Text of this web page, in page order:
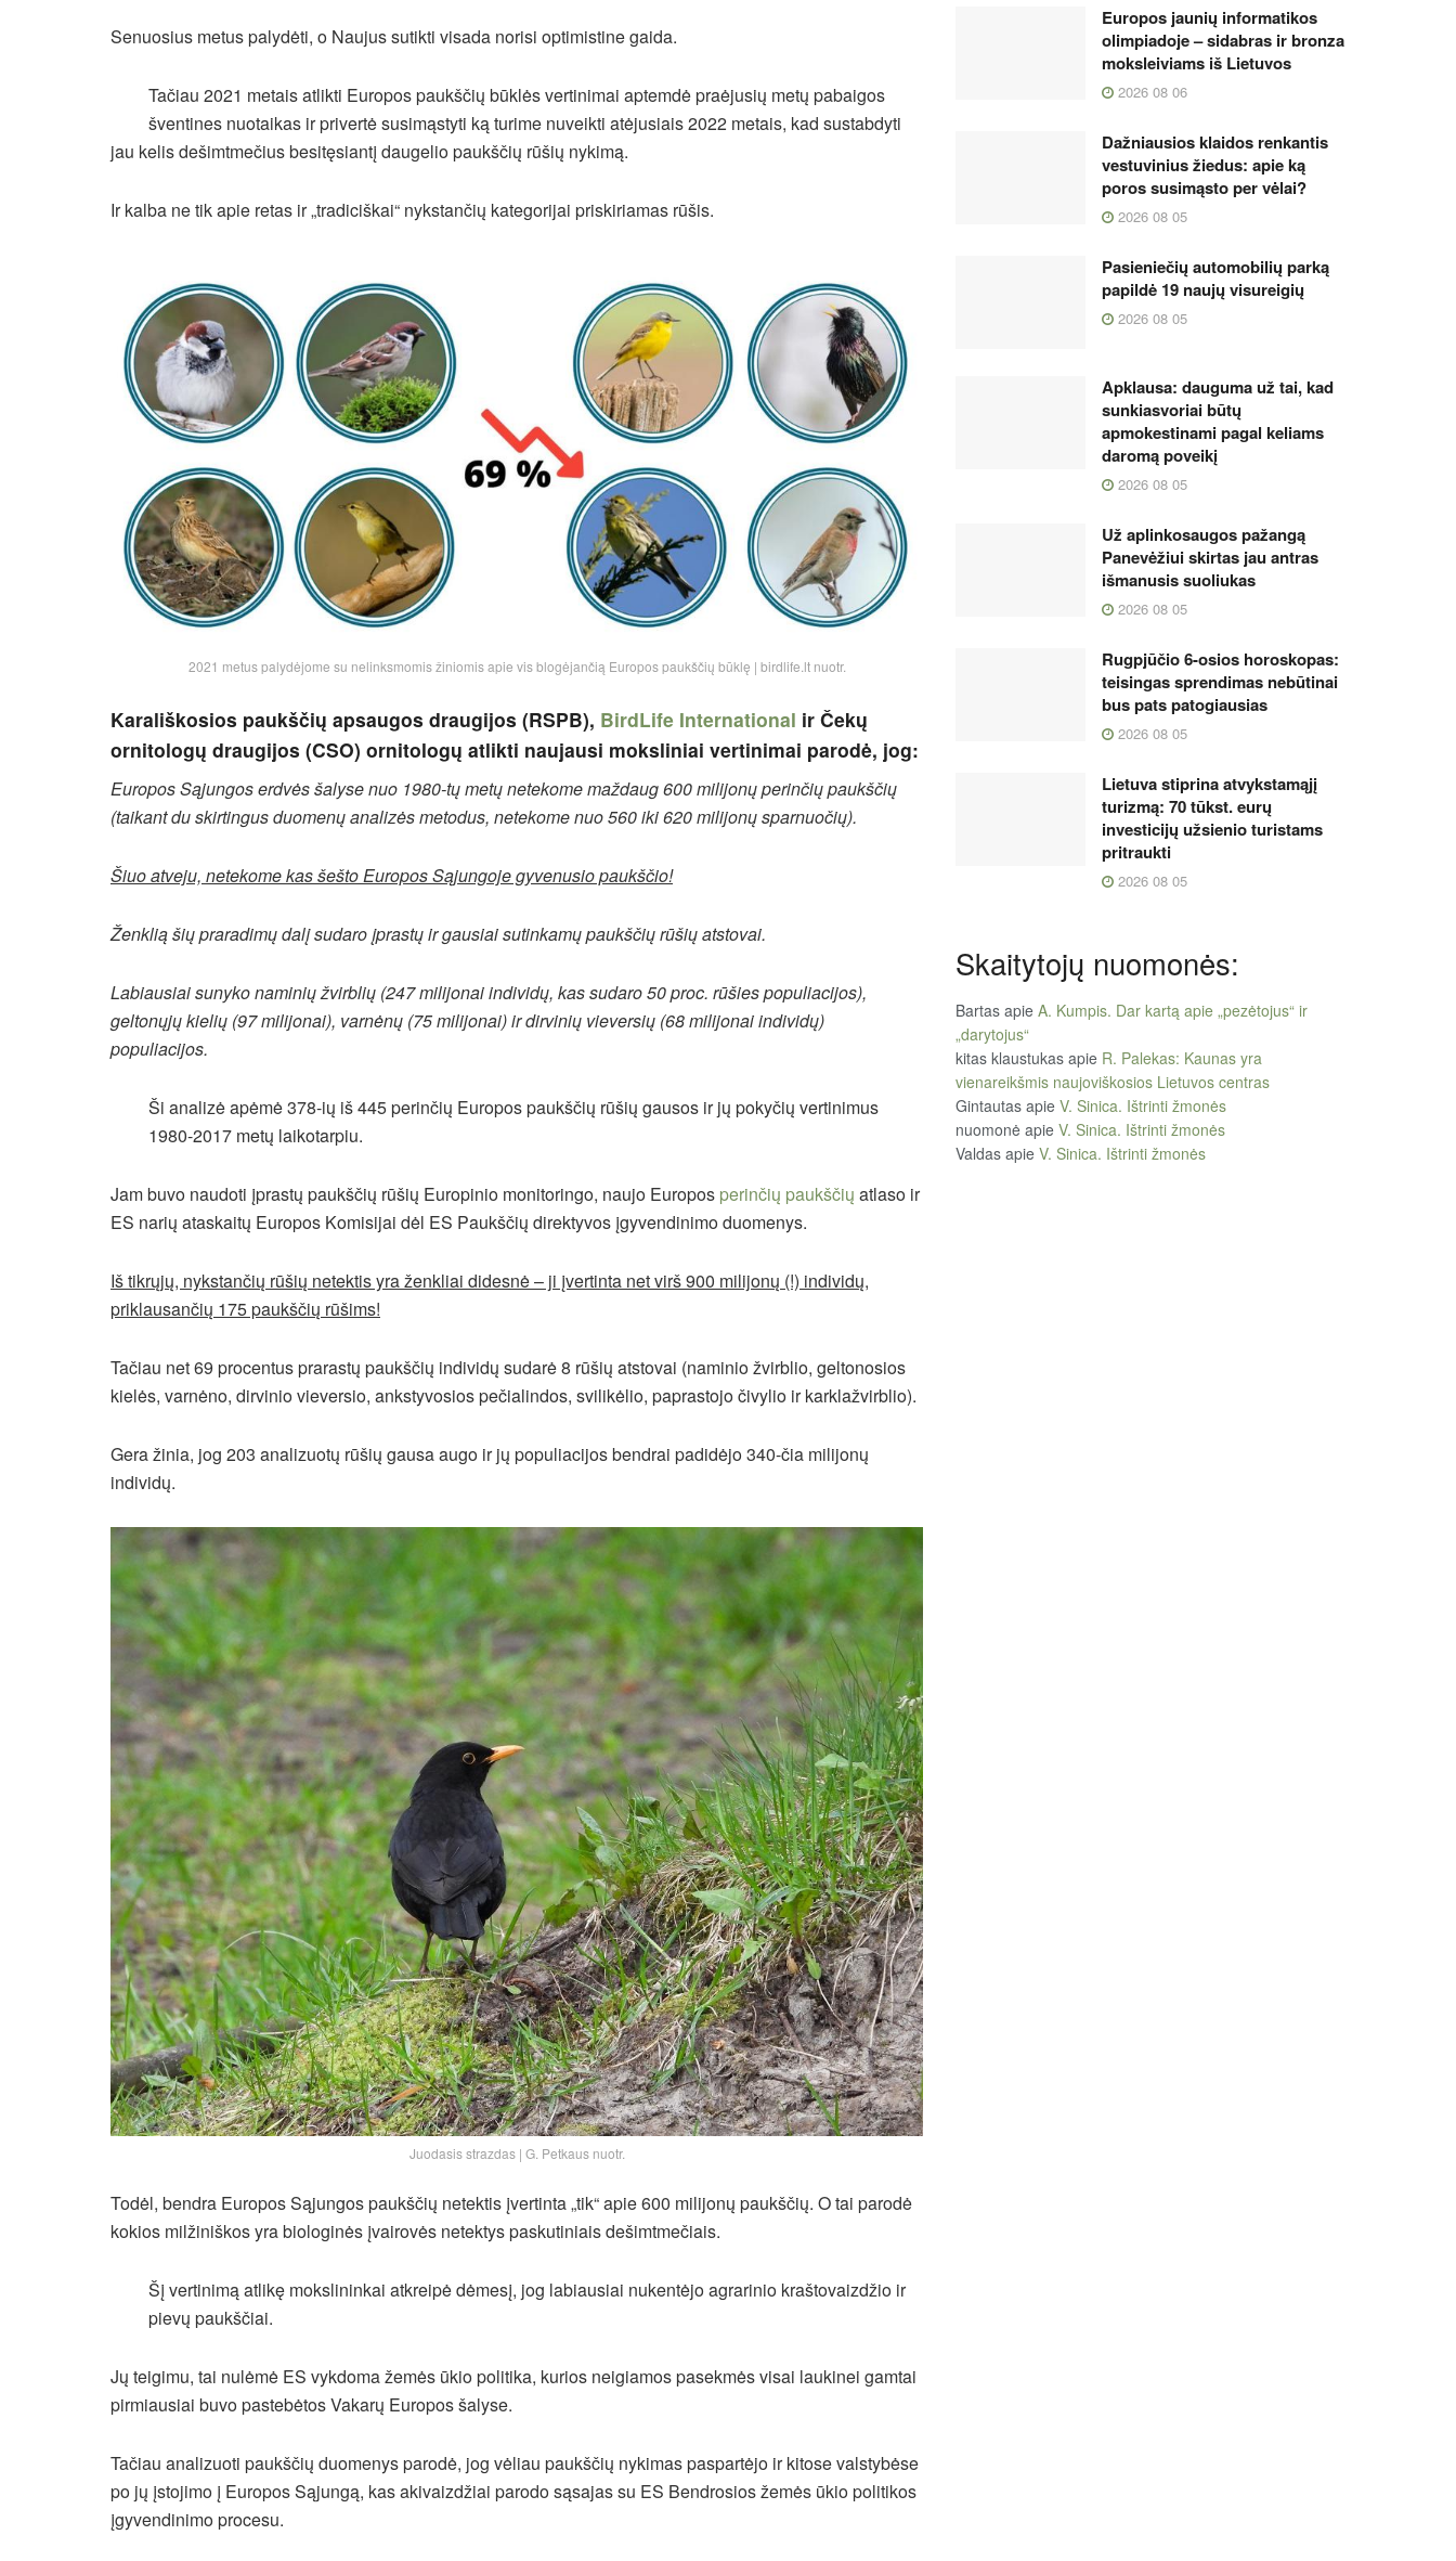
Senuosius metus palydėti, o Naujus sutikti visada norisi optimistine gaida.
Tačiau 2021 metais atlikti Europos paukščių būklės vertinimai aptemdė praėjusių metų pabaigos
šventines nuotaikas ir privertė susimąstyti ką turime nuveikti atėjusiais 2022 metais, kad sustabdyti
jau kelis dešimtmečius besitęsiantį daugelio paukščių rūšių nykimą.
Ir kalba ne tik apie retas ir „tradiciškai“ nykstančių kategorijai priskiriamas rūšis.
2021 metus palydėjome su nelinksmomis žiniomis apie vis blogėjančią Europos paukščių būklę | birdlife.lt nuotr.
Karališkosios paukščių apsaugos draugijos (RSPB), BirdLife International ir Čekų
ornitologų draugijos (CSO) ornitologų atlikti naujausi moksliniai vertinimai parodė, jog:
Europos Sąjungos erdvės šalyse nuo 1980-tų metų netekome maždaug 600 milijonų perinčių paukščių
(taikant du skirtingus duomenų analizės metodus, netekome nuo 560 iki 620 milijonų sparnuočių).
Šiuo atveju, netekome kas šešto Europos Sąjungoje gyvenusio paukščio!
Ženklią šių praradimų dalį sudaro įprastų ir gausiai sutinkamų paukščių rūšių atstovai.
Labiausiai sunyko naminių žvirblių (247 milijonai individų, kas sudaro 50 proc. rūšies populiacijos),
geltonųjų kielių (97 milijonai), varnėnų (75 milijonai) ir dirvinių vieversių (68 milijonai individų)
populiacijos.
Ši analizė apėmė 378-ių iš 445 perinčių Europos paukščių rūšių gausos ir jų pokyčių vertinimus
1980-2017 metų laikotarpiu.
Jam buvo naudoti įprastų paukščių rūšių Europinio monitoringo, naujo Europos perinčių paukščių atlaso ir
ES narių ataskaitų Europos Komisijai dėl ES Paukščių direktyvos įgyvendinimo duomenys.
Iš tikrųjų, nykstančių rūšių netektis yra ženkliai didesnė – ji įvertinta net virš 900 milijonų (!) individų,
priklausančių 175 paukščių rūšims!
Tačiau net 69 procentus prarastų paukščių individų sudarė 8 rūšių atstovai (naminio žvirblio, geltonosios
kielės, varnėno, dirvinio vieversio, ankstyvosios pečialindos, svilikėlio, paprastojo čivylio ir karklažvirblio).
Gera žinia, jog 203 analizuotų rūšių gausa augo ir jų populiacijos bendrai padidėjo 340-čia milijonų
individų.
Juodasis strazdas | G. Petkaus nuotr.
Todėl, bendra Europos Sąjungos paukščių netektis įvertinta „tik“ apie 600 milijonų paukščių. O tai parodė
kokios milžiniškos yra biologinės įvairovės netektys paskutiniais dešimtmečiais.
Šį vertinimą atlikę mokslininkai atkreipė dėmesį, jog labiausiai nukentėjo agrarinio kraštovaizdžio ir
pievų paukščiai.
Jų teigimu, tai nulėmė ES vykdoma žemės ūkio politika, kurios neigiamos pasekmės visai laukinei gamtai
pirmiausiai buvo pastebėtos Vakarų Europos šalyse.
Tačiau analizuoti paukščių duomenys parodė, jog vėliau paukščių nykimas paspartėjo ir kitose valstybėse
po jų įstojimo į Europos Sąjungą, kas akivaizdžiai parodo sąsajas su ES Bendrosios žemės ūkio politikos
įgyvendinimo procesu.
Europos jaunių informatikos
olimpiadoje – sidabras ir bronza
moksleiviams iš Lietuvos
2026 08 06
Dažniausios klaidos renkantis
vestuvinius žiedus: apie ką
poros susimąsto per vėlai?
2026 08 05
Pasieniečių automobilių parką
papildė 19 naujų visureigių
2026 08 05
Apklausa: dauguma už tai, kad
sunkiasvoriai būtų
apmokestinami pagal keliams
daromą poveikį
2026 08 05
Už aplinkosaugos pažangą
Panevėžiui skirtas jau antras
išmanusis suoliukas
2026 08 05
Rugpjūčio 6-osios horoskopas:
teisingas sprendimas nebūtinai
bus pats patogiausias
2026 08 05
Lietuva stiprina atvykstamąjį
turizmą: 70 tūkst. eurų
investicijų užsienio turistams
pritraukti
2026 08 05
Skaitytojų nuomonės:
Bartas apie A. Kumpis. Dar kartą apie „pezėtojus“ ir
„darytojus“
kitas klaustukas apie R. Palekas: Kaunas yra
vienareikšmis naujoviškosios Lietuvos centras
Gintautas apie V. Sinica. Ištrinti žmonės
nuomonė apie V. Sinica. Ištrinti žmonės
Valdas apie V. Sinica. Ištrinti žmonės